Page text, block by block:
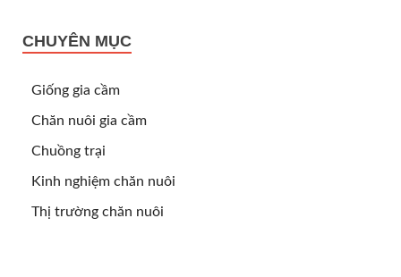
CHUYÊN MỤC
Giống gia cầm
Chăn nuôi gia cầm
Chuồng trại
Kinh nghiệm chăn nuôi
Thị trường chăn nuôi